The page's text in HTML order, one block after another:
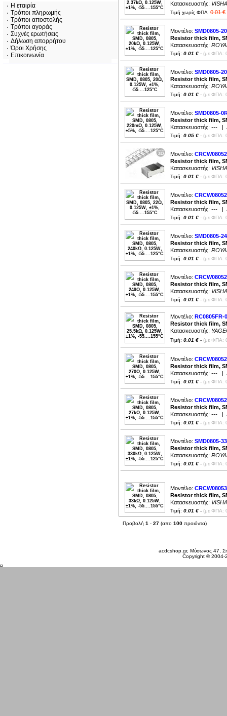
Η εταιρία
Τρόποι πληρωμής
Τρόποι αποστολής
Τρόποι αγοράς
Συχνές ερωτήσεις
Δήλωση απορρήτου
Όροι Χρήσης
Επικοινωνία
Κατασκευαστής:
Τιμή χωρίς ΦΠΑ 0.01 €
Μοντέλο: SMD0805-
Resistor thick film,
Κατασκευαστής:
Τιμή: 0.01 € - (με ΦΠΑ:
Μοντέλο: SMD0805-
Resistor thick film,
Κατασκευαστής:
Τιμή: 0.01 € - (με ΦΠΑ:
Μοντέλο: SMD0805-
Resistor thick film,
Κατασκευαστής: --- |
Τιμή: 0.05 € - (με ΦΠΑ:
Μοντέλο:
Resistor thick film,
Κατασκευαστής:
Τιμή: 0.01 € - (με ΦΠΑ:
Μοντέλο:
Resistor thick film,
Κατασκευαστής: --- |
Τιμή: 0.01 € - (με ΦΠΑ:
Μοντέλο: SMD0805-
Resistor thick film,
Κατασκευαστής:
Τιμή: 0.01 € - (με ΦΠΑ:
Μοντέλο:
Resistor thick film,
Κατασκευαστής:
Τιμή: 0.01 € - (με ΦΠΑ:
Μοντέλο: RC0805FR-
Resistor thick film,
Κατασκευαστής:
Τιμή: 0.01 € - (με ΦΠΑ:
Μοντέλο:
Resistor thick film,
Κατασκευαστής: --- |
Τιμή: 0.01 € - (με ΦΠΑ:
Μοντέλο:
Resistor thick film,
Κατασκευαστής: --- |
Τιμή: 0.01 € - (με ΦΠΑ:
Μοντέλο: SMD0805-
Resistor thick film,
Κατασκευαστής:
Τιμή: 0.01 € - (με ΦΠΑ:
Μοντέλο:
Resistor thick film,
Κατασκευαστής:
Τιμή: 0.01 € - (με ΦΠΑ:
Προβολή 1 - 27 (απο 100 προιόντα)
acdcshop.gr, Μύσωνος 47,
Copyright ©